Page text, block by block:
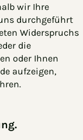
wir Ihre
durchgeführt
Widerspruchs
die
oder Ihnen
aufzeigen,